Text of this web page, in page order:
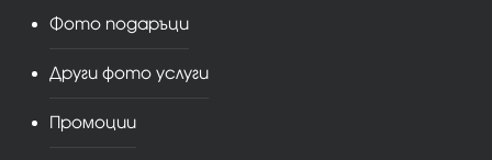
Фото подаръци
Други фото услуги
Промоции